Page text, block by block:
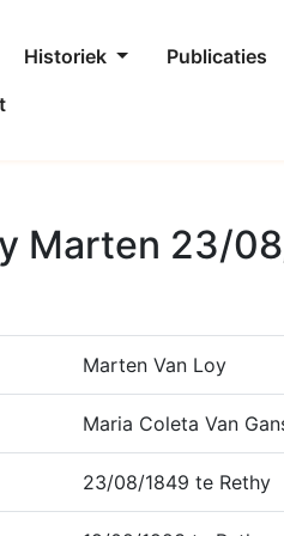
Historiek Publicaties
Marten 23/
Marten Van Loy
Maria Coleta Van
23/08/1849 te Rethy